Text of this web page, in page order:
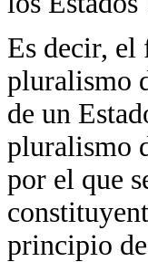
Es decir, el
pluralismo
de un
pluralismo
por el que
principio